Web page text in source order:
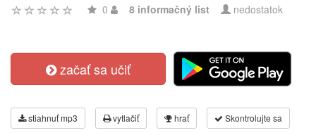
0 8 informačný list nedostatok
začať sa učiť
stiahnuť mp3 vytlačiť hrať Skontrolujte sa